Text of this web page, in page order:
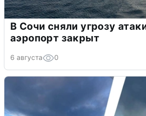
В Сочи сняли угрозу
аэропорт закрыт
6 августа 0